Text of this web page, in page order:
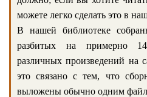
можете легко сделать это в
В нашей библиотеке
разбитых на примерно
различных произведений на
это связано с тем, что
выложены обычно одним